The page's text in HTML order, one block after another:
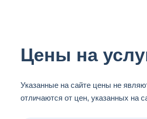
Цены на
Указанные на сайте цены не
отличаются от цен, указанных на